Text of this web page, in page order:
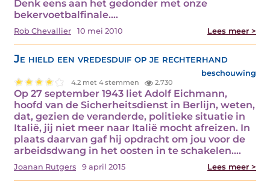
Denk eens aan het gedonder met onze
bekervoetbalfinale.…
Rob Chevallier 10 mei 2010 Lees meer >
Je hield een vredesduif op je rechterhand
beschouwing
4.2 met 4 stemmen 2.730
Op 27 september 1943 liet Adolf Eichmann,
hoofd van de Sicherheitsdienst in Berlijn, weten,
dat, gezien de veranderde, politieke situatie in
Italië, jij niet meer naar Italië mocht afreizen. In
plaats daarvan gaf hij opdracht om jou voor de
arbeidsdwang in het oosten in te schakelen.…
Joanan Rutgers 9 april 2015 Lees meer >